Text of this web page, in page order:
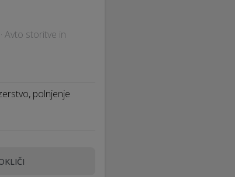
Avto storitve in
polnjenje